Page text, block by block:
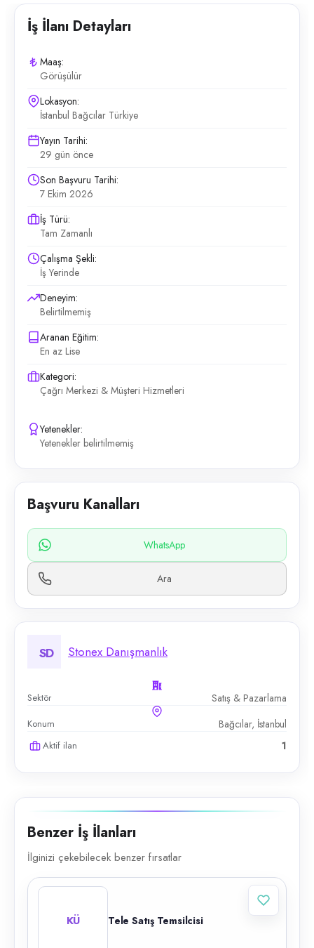
İş İlanı Detayları
Maaş:
Görüşülür
Lokasyon:
İstanbul Bağcılar Türkiye
Yayın Tarihi:
29 gün önce
Son Başvuru Tarihi:
7 Ekim 2026
İş Türü:
Tam Zamanlı
Çalışma Şekli:
İş Yerinde
Deneyim:
Belirtilmemiş
Aranan Eğitim:
En az Lise
Kategori:
Çağrı Merkezi & Müşteri Hizmetleri
Yetenekler:
Yetenekler belirtilmemiş
Başvuru Kanalları
WhatsApp
Ara
SD Stonex Danışmanlık
Sektör Satış & Pazarlama
Konum Bağcılar, İstanbul
Aktif ilan 1
Benzer İş İlanları
İlginizi çekebilecek benzer fırsatlar
KÜ Tele Satış Temsilcisi